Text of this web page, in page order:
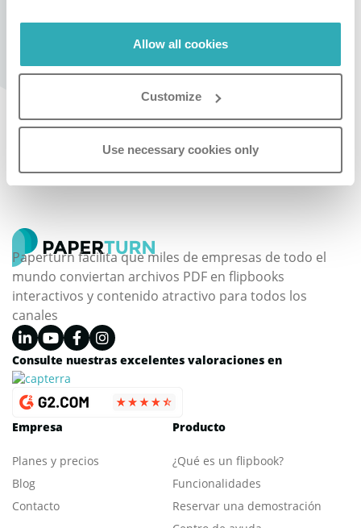
Allow all cookies
Customize
Use necessary cookies only
Para lograr una personalización aún más completa
(white label), también puedes personalizar la URL de tu
flipbook para que coincida con tu Branding. Visita
Crea tu flipbook gratis
CREA TU FLIPBOOK GRATIS
Paperturn facilita que miles de empresas de todo el
mundo conviertan archivos PDF en flipbooks
interactivos y contenido atractivo para todos los
canales
Consulte nuestras excelentes valoraciones en
Empresa
Planes y precios
Blog
Contacto
Producto
¿Qué es un flipbook?
Funcionalidades
Reservar una demostración